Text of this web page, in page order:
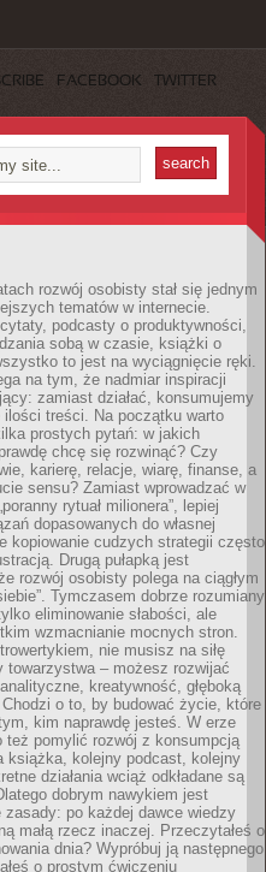
FACEBOOK TWITTER
rozwój osobisty stał się jednym
tematów w internecie.
podcasty o produktywności,
sobą w czasie, książki o
to jest na wyciągnięcie ręki.
na tym, że nadmiar inspiracji
zamiast działać, konsumujemy
ilości treści. Na początku warto
prostych pytań: w jakich
chcę się rozwinąć? Czy
karierę, relacje, wiarę, finanse, a
sensu? Zamiast wprowadzać w
rytuał milionera”, lepiej
dopasowanych do własnej
kopiowanie cudzych strategii często
Drugą pułapką jest
rozwój osobisty polega na ciągłym
Tymczasem dobrze rozumiany
eliminowanie słabości, ale
wzmacnianie mocnych stron.
nie musisz na siłę
towarzystwa – możesz rozwijać
kreatywność, głęboką
o to, by budować życie, które
kim naprawdę jesteś. W erze
też pomylić rozwój z konsumpcją
książka, kolejny podcast, kolejny
działania wciąż odkładane są
dobrym nawykiem jest
zasady: po każdej dawce wiedzy
małą rzecz inaczej. Przeczytałeś o
dnia? Wypróbuj ją następnego
o prostym ćwiczeniu